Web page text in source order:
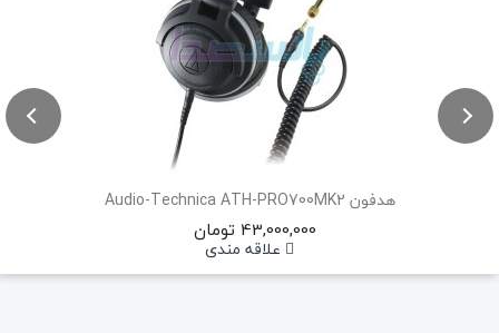
هدفون Audio-Technica ATH-PRO700MK2
43,000,000 تومان
علاقه مندی